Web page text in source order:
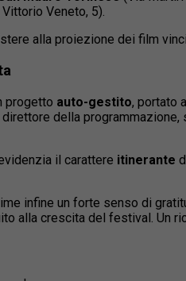
Veneto, 5).
alla proiezione dei film
progetto auto-gestito, portato
della
il carattere itinerante
infine un forte senso di
alla crescita del festival. Un